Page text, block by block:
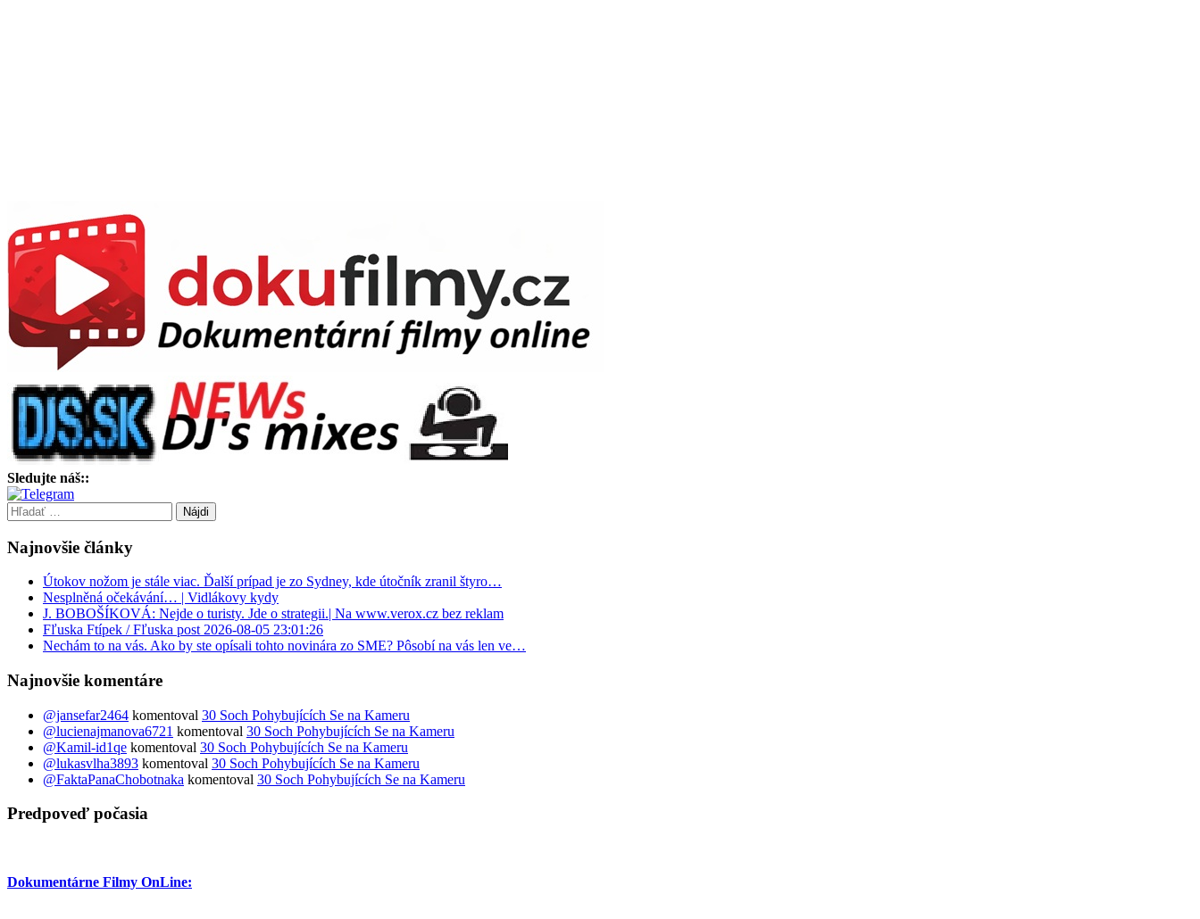
Sledujte náš::
Hľadať:
Najnovšie články
Útokov nožom je stále viac. Ďalší prípad je zo Sydney, kde útočník zranil štyro…
Nesplněná očekávání… | Vidlákovy kydy
J. BOBOŠÍKOVÁ: Nejde o turisty. Jde o strategii.| Na www.verox.cz bez reklam
Fľuska Ftípek / Fľuska post 2026-08-05 23:01:26
Nechám to na vás. Ako by ste opísali tohto novinára zo SME? Pôsobí na vás len ve…
Najnovšie komentáre
@jansefar2464 komentoval 30 Soch Pohybujících Se na Kameru
@lucienajmanova6721 komentoval 30 Soch Pohybujících Se na Kameru
@Kamil-id1qe komentoval 30 Soch Pohybujících Se na Kameru
@lukasvlha3893 komentoval 30 Soch Pohybujících Se na Kameru
@FaktaPanaChobotnaka komentoval 30 Soch Pohybujících Se na Kameru
Predpoveď počasia
Dokumentárne Filmy OnLine: